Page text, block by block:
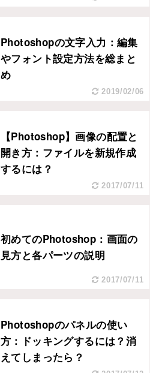
Photoshopの文字入力：編集
やフォント設定方法を総まと
め
2019/02/06
【Photoshop】画像の配置と
開き方：ファイルを新規作成
するには？
2017/07/11
初めてのPhotoshop：画面の
見方と各パーツの説明
2017/07/11
Photoshopのパネルの使い
方：ドッキングするには？消
えてしまったら？